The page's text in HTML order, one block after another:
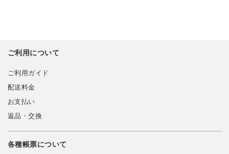
ご利用について
ご利用ガイド
配送料金
お支払い
返品・交換
各種帳票について